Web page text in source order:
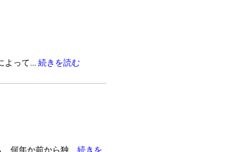
よって... 続きを読む
何年か前から独... 続きを